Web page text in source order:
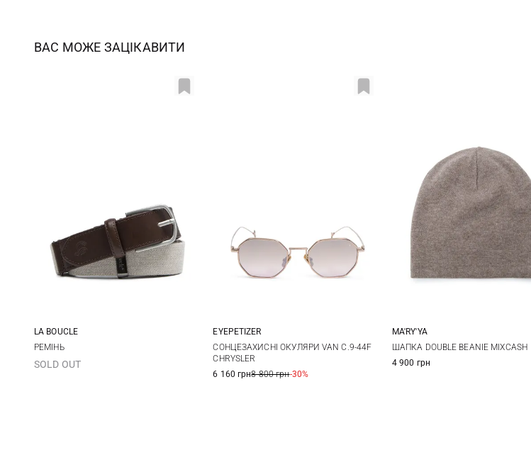
ВАС МОЖЕ ЗАЦІКАВИТИ
M
LA BOUCLE
РЕМIНЬ
SOLD OUT
One size
EYEPETIZER
СОНЦЕЗАХИСНІ ОКУЛЯРИ VAN C.9-44F
CHRYSLER
6 160 грн8 800 грн-30%
One size
MA'RY'YA
ШАПКА DOUBLE BEANIE MIXCASH
4 900 грн